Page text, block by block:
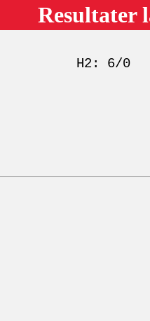
Resultater
H2: 6/0